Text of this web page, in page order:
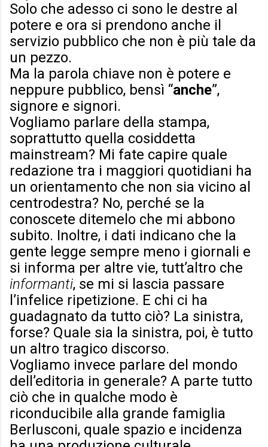
Solo che adesso ci sono le destre al
potere e ora si prendono anche il
servizio pubblico che non è più tale da
un pezzo.
Ma la parola chiave non è potere e
neppure pubblico, bensì “anche”,
signore e signori.
Vogliamo parlare della stampa,
soprattutto quella cosiddetta
mainstream? Mi fate capire quale
redazione tra i maggiori quotidiani ha
un orientamento che non sia vicino al
centrodestra? No, perché se la
conoscete ditemelo che mi abbono
subito. Inoltre, i dati indicano che la
gente legge sempre meno i giornali e
si informa per altre vie, tutt’altro che
informanti, se mi si lascia passare
l’infelice ripetizione. E chi ci ha
guadagnato da tutto ciò? La sinistra,
forse? Quale sia la sinistra, poi, è tutto
un altro tragico discorso.
Vogliamo invece parlare del mondo
dell’editoria in generale? A parte tutto
ciò che in qualche modo è
riconducibile alla grande famiglia
Berlusconi, quale spazio e incidenza